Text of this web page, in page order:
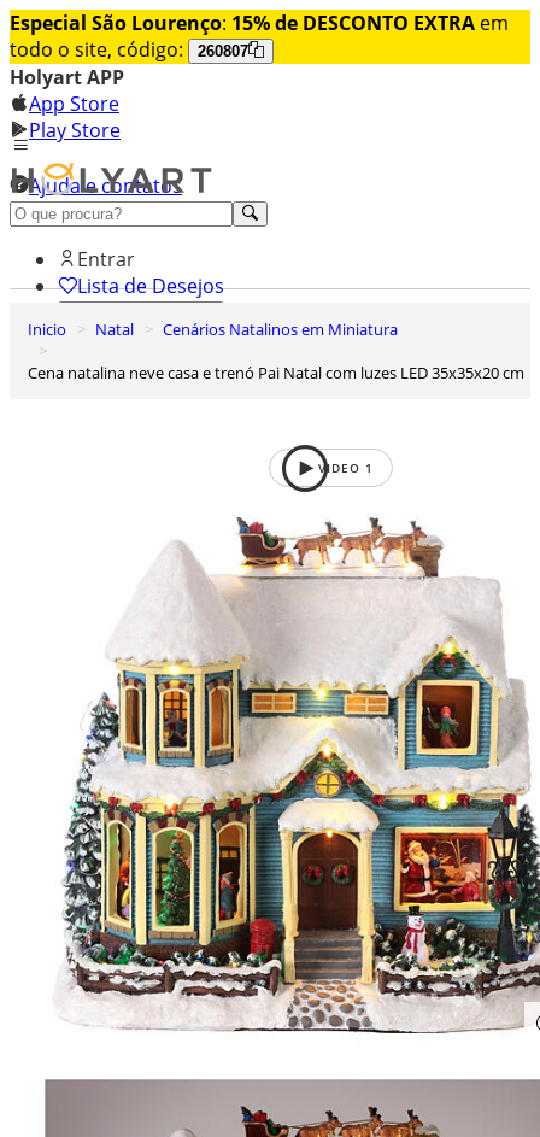
Especial São Lourenço: 15% de DESCONTO EXTRA em
todo o site, código:
260807
Holyart APP
App Store
Play Store
Ajuda e contatos
Conheça premium
Entrar
Lista de Desejos
Inicio Natal
Cenários Natalinos em Miniatura
Cena natalina neve casa e trenó Pai Natal com luzes LED 35x35x20 cm
VIDEO 1